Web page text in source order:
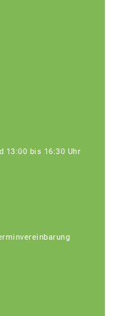
13:00 bis 16:30 Uhr